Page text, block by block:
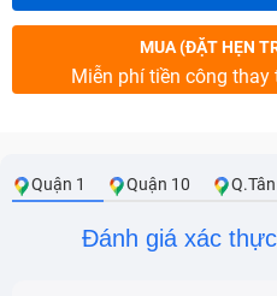
MUA (ĐẶT HẸN
Miễn phí tiền công thay
Quận 1 Quận 10
Đánh giá xác